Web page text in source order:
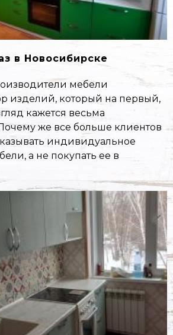
в Новосибирске
мебели
изделий, который на первый,
кажется весьма
же все больше клиентов
индивидуальное
а не покупать ее в